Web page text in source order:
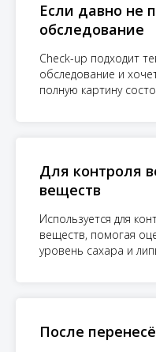
Если давно не
обследование
Check-up подходит
обследование и
полную картину
Для контроля
веществ
Используется для
веществ, помогая
уровень сахара и
После